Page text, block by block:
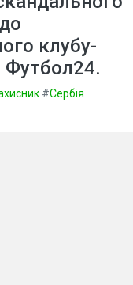
клубу-
Футбол24.
#Сербія